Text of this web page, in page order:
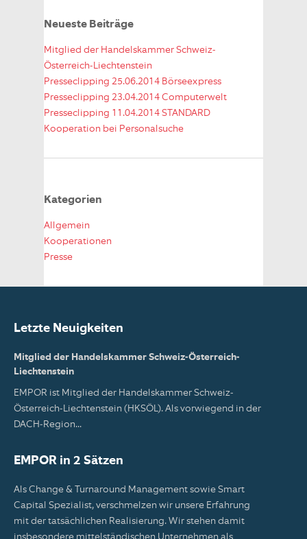
Neueste Beiträge
Mitglied der Handelskammer Schweiz-
Österreich-Liechtenstein
Presseclipping 25.06.2014 Börseexpress
Presseclipping 23.04.2014 Computerwelt
Presseclipping 11.04.2014 STANDARD
Kooperation bei Personalsuche
Kategorien
Allgemein
Kooperationen
Presse
Letzte Neuigkeiten
Mitglied der Handelskammer Schweiz-Österreich-
Liechtenstein
EMPOR ist Mitglied der Handelskammer Schweiz-
Österreich-Liechtenstein (HKSÖL). Als vorwiegend in der
DACH-Region...
EMPOR in 2 Sätzen
Als Change & Turnaround Management sowie Smart
Capital Spezialist, verschmelzen wir unsere Erfahrung
mit der tatsächlichen Realisierung. Wir stehen damit
insbesondere mittelständischen Unternehmen als